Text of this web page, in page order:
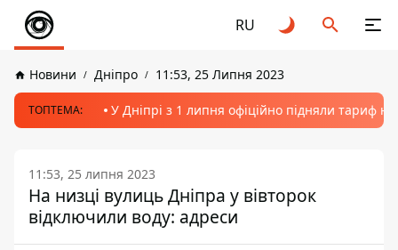
RU
Новини Дніпро 11:53, 25 Липня 2023
ТОПТЕМА: У Дніпрі з 1 липня офіційно підняли тариф
11:53, 25 липня 2023
На низці вулиць Дніпра у вівторок
відключили воду: адреси